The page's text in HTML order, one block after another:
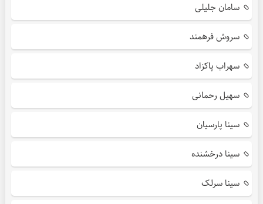
سامان جلیلی
سروش فرهمند
سهراب پاکزاد
سهیل رحمانی
سینا پارسیان
سینا درخشنده
سینا سرلک